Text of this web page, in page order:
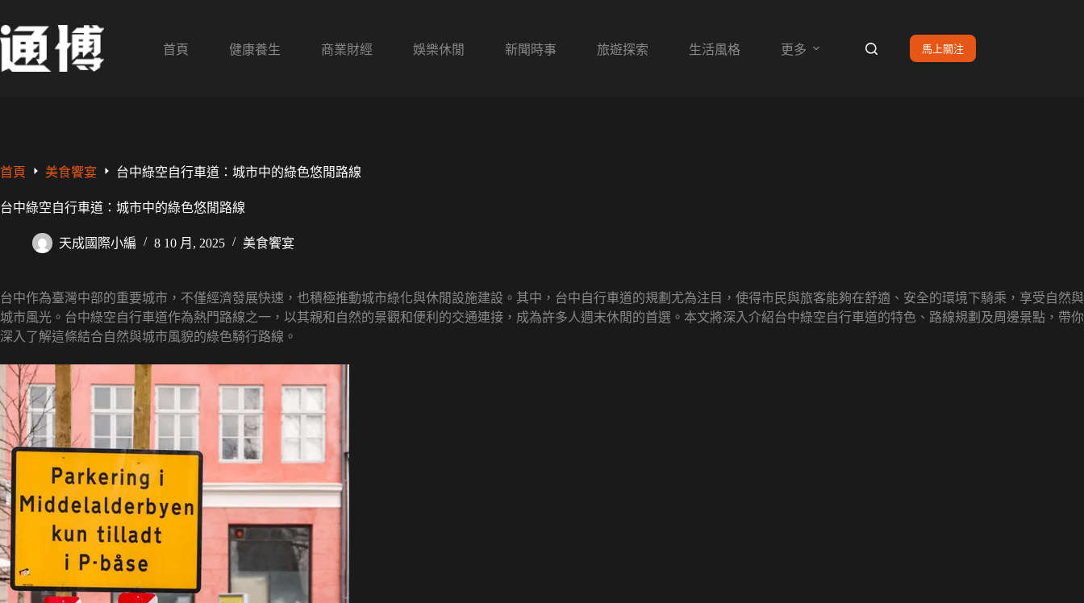
至
要
首頁 健康養生 商業財經 娛樂休閒 新聞時事 旅遊探索 生活風格 更多 馬上關注
首頁 美食饗宴 台中綠空自行車道：城市中的綠色悠閒路線
台中綠空自行車道：城市中的綠色悠閒路線
天成國際小編 8 10 月, 2025 美食饗宴
台中作為臺灣中部的重要城市，不僅經濟發展快速，也積極推動城市綠化與休閒設施建設。其中，台中自行車道的規劃尤為注目，使得市民與旅客能夠在舒適、安全的環境下騎乘，享受自然與
城市風光。台中綠空自行車道作為熱門路線之一，以其親和自然的景觀和便利的交通連接，成為許多人週末休閒的首選。本文將深入介紹台中綠空自行車道的特色、路線規劃及周邊景點，帶你
深入了解這條結合自然與城市風貌的綠色騎行路線。